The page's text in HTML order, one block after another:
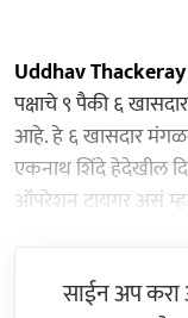
Uddhav
पक्षाचे ९ पैकी ६
आहे. हे ६ खासदार
एकनाथ शिंदे हेदेखील
ऑपरेशन टायगर असं
साईन अप